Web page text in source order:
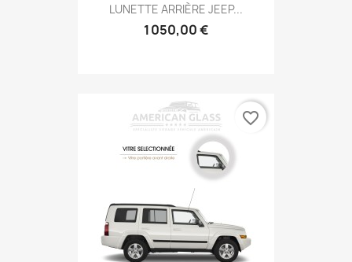
LUNETTE ARRIÈRE JEEP...
1 050,00 €
favorite_border